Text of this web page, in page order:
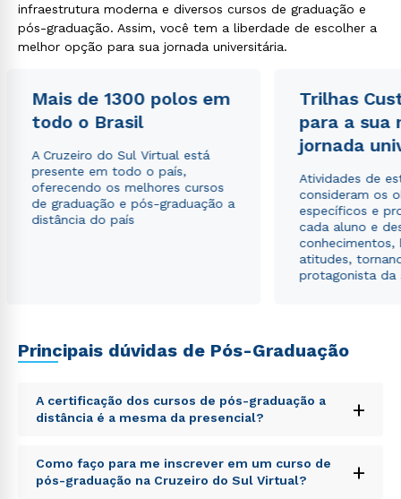
infraestrutura moderna e diversos cursos de graduação e
pós-graduação. Assim, você tem a liberdade de escolher a
melhor opção para sua jornada universitária.
Mais de 1300 polos em
todo o Brasil
A Cruzeiro do Sul Virtual está
presente em todo o país,
oferecendo os melhores cursos
de graduação e pós-graduação a
distância do país
Trilhas
para a sua
jornada
Atividades de
consideram os
específicos e
cada aluno e
conhecimentos,
atitudes,
protagonista da
Principais dúvidas de Pós-Graduação
A certificação dos cursos de pós-graduação a
distância é a mesma da presencial?
+
Sed ut perspiciatis unde omnis iste natus error sit
voluptatem accusantium doloremque laudantium,
totam rem aperiam, eaque ipsa quae ab illo inventore
Como faço para me inscrever em um curso de
pós-graduação na Cruzeiro do Sul Virtual?
+
autorizo que meus dados sejam utilizados para o
envio de conteúdos da Cruzeiro do Sul.